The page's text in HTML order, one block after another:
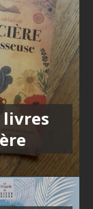
livres